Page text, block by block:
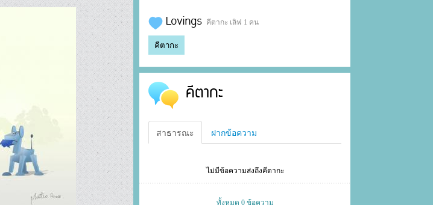
Lovings คีตากะ เลิฟ 1 คน
คีตากะ
คีตากะ
สาธารณะ ฝากข้อความ
ไม่มีข้อความส่งถึงคีตากะ
ทั้งหมด 0 ข้อความ